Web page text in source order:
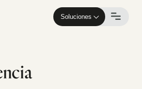
Soluciones